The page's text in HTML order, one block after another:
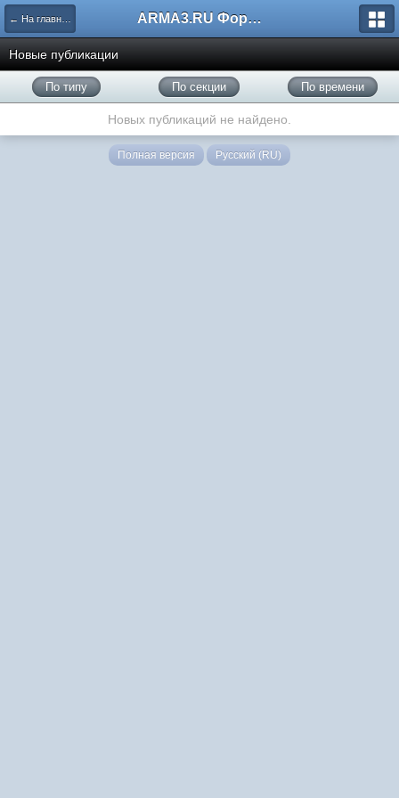
← На главную ARMA3.RU Форум
Новые публикации
По типу По секции По времени
Новых публикаций не найдено.
Полная версия Русский (RU)